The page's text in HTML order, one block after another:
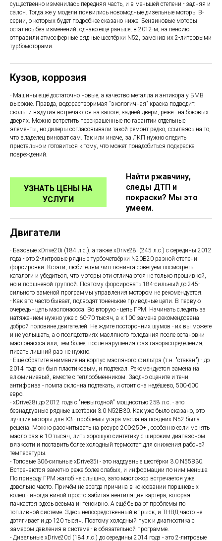
существенно изменилась передняя часть, и в меньшей степени - задняя и
салон. Тогда же у модели появились новомодные дизельные моторы В-
серии, о которых будет подробнее сказано ниже. Бензиновые моторы
остались без изменений, однако ещё раньше, в 2012-м, на пенсию
отправили атмосферные рядные шестёрки N52, заменив их 2-литровыми
турбомоторами.
Кузов, коррозия
- Машины ещё достаточно новые, а качество металла и антикора у БМВ
высокие. Правда, водорастворимая "экологичная" краска подводит:
сколы и вздутия встречаются на капоте, задней двери, реже - на боковых
дверях. Можно встретить перекрашенные по гарантии отдельные
элементы, но дилеры согласовывали такой ремонт редко, ссылаясь на то,
что владелец виноват сам. Так или иначе, за ЛКП нужно следить
пристально и готовиться к тому, что может понадобиться подкраска
повреждений.
УЗНАТЬ ЦЕНЫ НА
УСЛУГИ
Найти ржавчину,
следы ДТП и
покраски? Мы это
умеем.
Двигатели
- Базовые xDrive20i (184 л.с.), а также xDrive28i (245 л.с.) с середины 2012
года - это 2-литровые рядные турбочетвёрки N20B20 разной степени
форсировки. Кстати, любителям чип-тюнинга советуем посмотреть
каталоги и убедиться, что моторы эти отличаются не только прошивкой,
но и поршневой группой. Поэтому форсировать 184-сильный до 245-
сильного заменой программы управления мотором не рекомендуется.
- Как это часто бывает, подводят тоненькие приводные цепи. В первую
очередь - цепь маслонасоса. Во вторую - цепь ГРМ. Начинать следить за
натяжением нужно уже с 60-70 тысяч, а к 100 замена рекомендована
доброй половине двигателей. Не ждите посторонних шумов - их вы можете
и не услышать, а о последствиях масляного голодания после остановки
маслонасоса или, тем более, после нарушения фаз газораспределения,
писать лишний раз не нужно.
- Ещё обратите внимание на корпус масляного фильтра (т.н. "стакан") - до
2014 года он был пластиковым, и подтекал. Рекомендуется замена на
алюминиевый, вместе с теплообменником. Заодно оцените и течи
антифриза - помпа склонна подтекать, и стоит она недёшево, 500-600
евро.
- xDrive28i до 2012 года с "невыгодной" мощностью 258 л.с. - это
безнаддувные рядные шестёрки 3.0 N52B30. Как уже было сказано, это
лучшие моторы для Х3 - проблемы угара масла на поздних N52 была
решена. Можно рассчитывать на ресурс 200-250+ , особенно если менять
масло раз в 10 тысяч, лить хорошую синтетику с широким диапазоном
вязкости и поставить более холодный термостат для снижения рабочей
температуры.
- Топовые 306-сильные xDrive35i - это наддувные шестёрки 3.0 N55B30.
Встречаются заметно реже более слабых, и информации по ним меньше.
По приводу ГРМ жалоб не слышно, зато масложор встречается уже
довольно часто. Причём не всегда причина в коксовании поршневых
колец - иногда виной просто забитая вентиляция картера, которая
пачкается здесь весьма интенсивно. А ещё бывают проблемы по
топливной системе. Здесь непосредственный впрыск, и ТНВД часто не
дотягивает и до 120 тысяч. Поэтому холодный пуск и диагностика с
замером давления в системе - в обязательной программе.
- Дизельные xDrive20d (184 л.с.) до середины 2014 года - это 2-литровые